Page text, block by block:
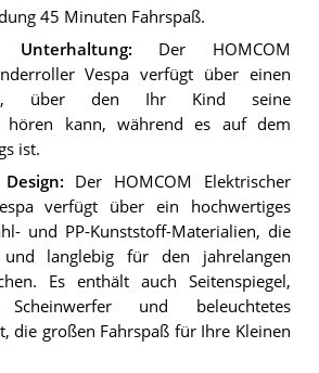
45 Minuten Fahrspaß.
: Der HOMCOM
Vespa verfügt über einen
über den Ihr Kind seine
hören kann, während es auf dem
ist.
: Der HOMCOM Elektrischer
verfügt über ein hochwertiges
und PP-Kunststoff-Materialien, die
langlebig für den jahrelangen
Es enthält auch Seitenspiegel,
Scheinwerfer und beleuchtetes
die großen Fahrspaß für Ihre Kleinen